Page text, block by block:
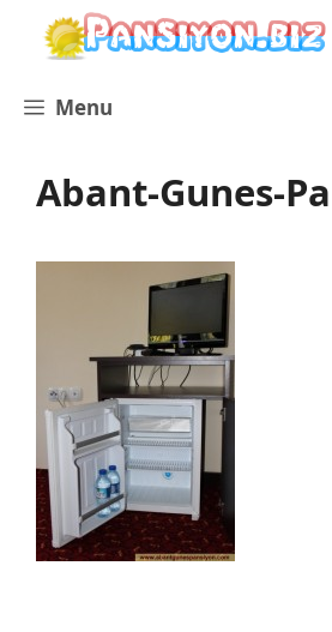
İçeriğe
Menu
Abant-Gunes-